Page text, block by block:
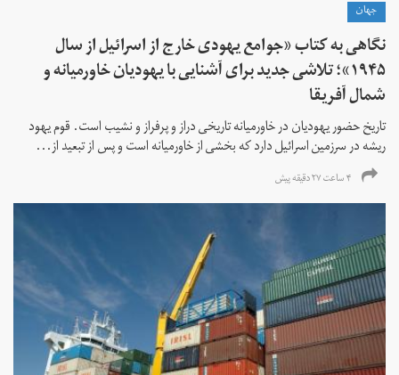
جهان
نگاهی به کتاب «جوامع یهودی خارج از اسرائیل از سال
۱۹۴۵»؛ تلاشی جدید برای آشنایی با یهودیان خاورمیانه و
شمال آفریقا
تاریخ حضور یهودیان در خاورمیانه تاریخی دراز و پرفراز و نشیب است. قوم یهود
ریشه در سرزمین اسرائیل دارد که بخشی از خاورمیانه است و پس از تبعید از...
۴ ساعت ۲۷ دقیقه پیش